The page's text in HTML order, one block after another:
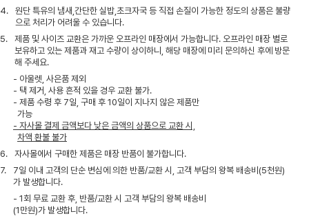
4.
원단 특유의 냄새,간단한 실밥,초크자국 등 직접 손질이 가능한 정도의 상품은 불량
으로 처리가 어려울 수 있습니다.
5.
제품 및 사이즈 교환은 가까운 오프라인 매장에서 가능합니다. 오프라인 매장 별로
보유하고 있는 제품과 재고 수량이 상이하니, 해당 매장에 미리 문의하신 후에 방문
해 주세요.
- 아울렛, 사은품 제외
- 택 제거, 사용 흔적 있을 경우 교환 불가.
- 제품 수령 후 7일, 구매 후 10일이 지나지 않은 제품만
가능
- 자사몰 결제 금액보다 낮은 금액의 상품으로 교환 시,
차액 환불 불가
6.
자사몰에서 구매한 제품은 매장 반품이 불가합니다.
7.
7일 이내 고객의 단순 변심에 의한 반품/교환 시, 고객 부담의 왕복 배송비(5천원)
가 발생합니다.
- 1회 무료 교환 후, 반품/교환 시 고객 부담의 왕복 배송비
(1만원)가 발생합니다.